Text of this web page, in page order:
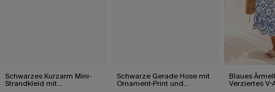
Schwarzes Kurzarm Mini-
Strandkleid mit
Schwarze Gerade Hose mit
Ornament-Print und
Blaues
Verziertes